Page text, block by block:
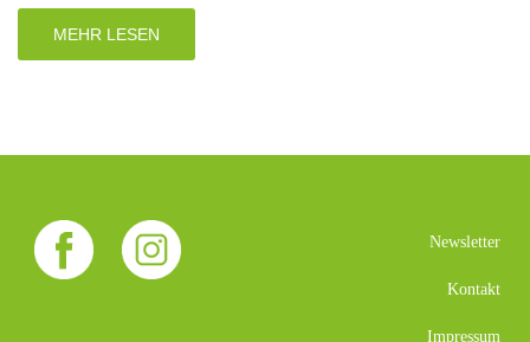
MEHR LESEN
Newsletter
Kontakt
Impressum